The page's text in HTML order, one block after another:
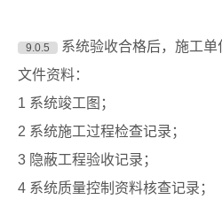
9.0.5
系统验收合格后，施工
文件资料：
1 系统竣工图；
2 系统施工过程检查记录；
3 隐蔽工程验收记录；
4 系统质量控制资料核查记录；